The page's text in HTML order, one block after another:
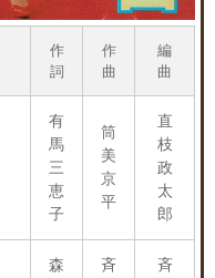
作
詞
作
曲
編
曲
有
馬
三
恵
子
筒
美
京
平
直
枝
政
太
郎
森
斉
斉